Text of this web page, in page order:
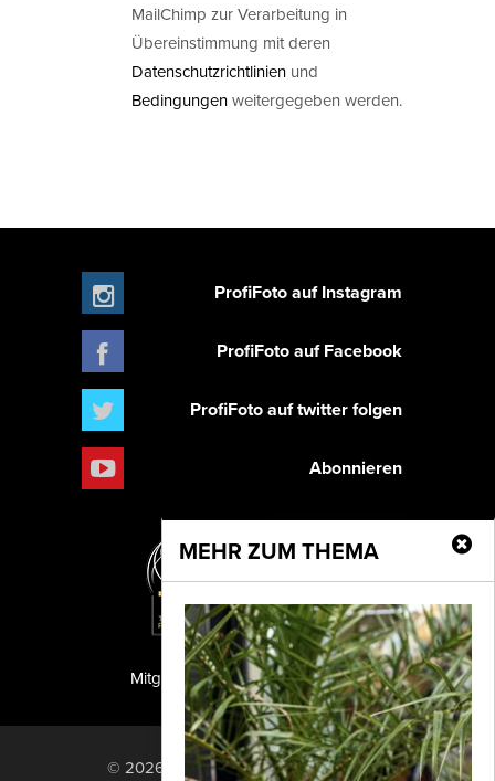
MailChimp zur Verarbeitung in
Übereinstimmung mit deren
Datenschutzrichtlinien und
Bedingungenweitergegeben werden.
MEHR ZUM THEMA
ProfiFoto auf Instagram
ProfiFoto auf Facebook
ProfiFoto auf twitter folgen
Abonnieren
PF Publishing GmbH
Mitglied der TIPA
© 2026 PF Publishing GmbH. All rights